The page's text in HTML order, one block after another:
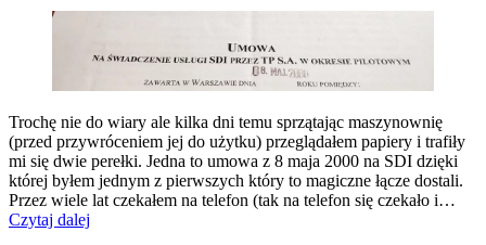
Trochę nie do wiary ale kilka dni temu sprzątając maszynownię
(przed przywróceniem jej do użytku) przeglądałem papiery i trafiły
mi się dwie perełki. Jedna to umowa z 8 maja 2000 na SDI dzięki
której byłem jednym z pierwszych który to magiczne łącze dostali.
Przez wiele lat czekałem na telefon (tak na telefon się czekało i…
Czytaj dalej